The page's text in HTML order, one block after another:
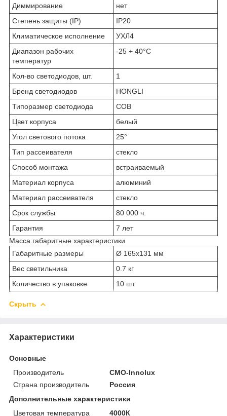
Диммирование
нет
Степень защиты (IP)
IP20
Климатическое исполнение
УХЛ4
Диапазон рабочих
температур
-25 + 40°C
Кол-во светодиодов, шт.
1
Бренд светодиодов
HONGLI
Типоразмер светодиода
COB
Цвет корпуса
белый
Угол светового потока
25°
Тип рассеивателя
стекло
Способ монтажа
встраиваемый
Материал корпуса
алюминий
Материал рассеивателя
стекло
Срок службы
80 000 ч.
Гарантия
7 лет
Масса габаритные характеристики
Габаритные размеры
Ø 165х131 мм
Вес светильника
0.7 кг
Количество в упаковке
10 шт.
Скрыть
Характеристики
Основные
Производитель
CMO-Innolux
Страна производитель
Россия
Дополнительные характеристики
Цветовая температура
4000К